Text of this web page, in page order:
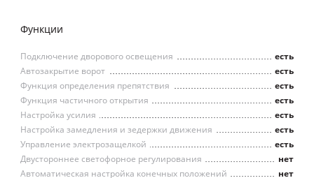
Функции
есть
Подключение дворового освещения
есть
Автозакрытие ворот
есть
Функция определения препятствия
есть
Функция частичного открытия
есть
Настройка усилия
есть
Настройка замедления и зедержки движения
есть
Управление электрозащелкой
нет
Двустороннее светофорное регулирования
нет
Автоматическая настройка конечных положений